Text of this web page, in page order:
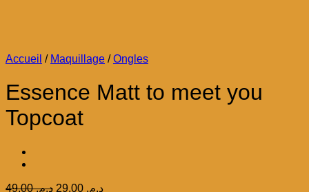
Accueil / Maquillage / Ongles
Essence Matt to meet you
Topcoat
د.م.49,00
Le
د.م.Le